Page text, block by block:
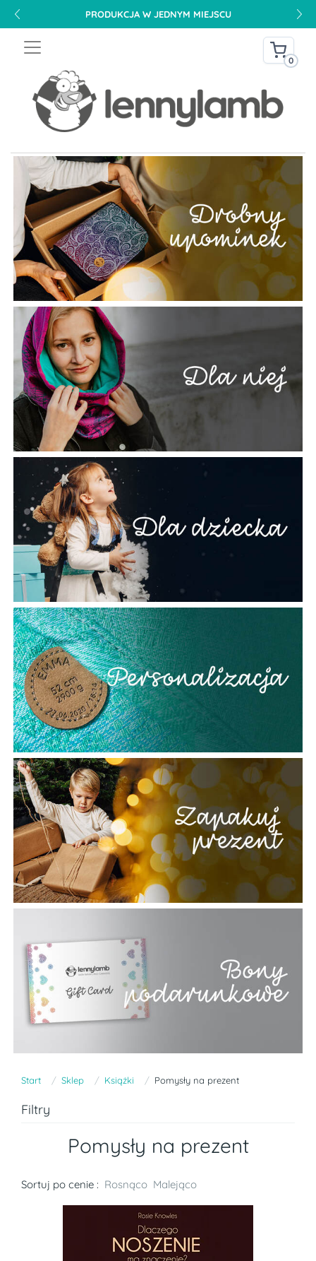
PRODUKCJA W JEDNYM MIEJSCU
0
Start Sklep Książki Pomysły na prezent
Filtry
Pomysły na prezent
Sortuj po cenie : Rosnąco Malejąco